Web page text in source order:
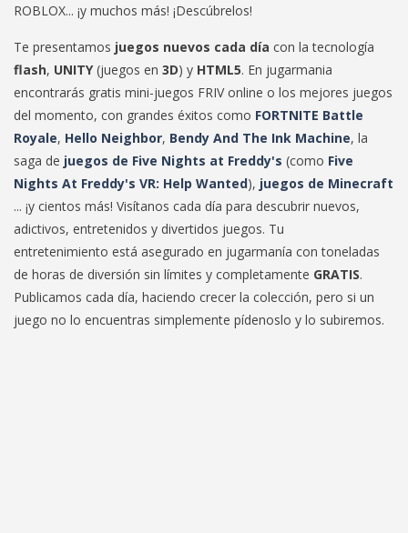
ROBLOX... ¡y muchos más! ¡Descúbrelos!
Te presentamos juegos nuevos cada día con la tecnología
flash, UNITY(juegos en 3D) y HTML5. En jugarmania
encontrarás gratis mini-juegos FRIV online o los mejores juegos
del momento, con grandes éxitos como FORTNITE Battle
Royale, Hello Neighbor, Bendy And The Ink Machine, la
saga de juegos de Five Nights at Freddy's (como Five
Nights At Freddy's VR: Help Wanted), juegos de Minecraft
... ¡y cientos más! Visítanos cada día para descubrir nuevos,
adictivos, entretenidos y divertidos juegos. Tu
entretenimiento está asegurado en jugarmanía con toneladas
de horas de diversión sin límites y completamente GRATIS.
Publicamos cada día, haciendo crecer la colección, pero si un
juego no lo encuentras simplemente pídenoslo y lo subiremos.